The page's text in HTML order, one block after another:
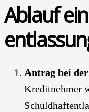
Ablauf
Antrag bei
Kre­dit­neh­mer